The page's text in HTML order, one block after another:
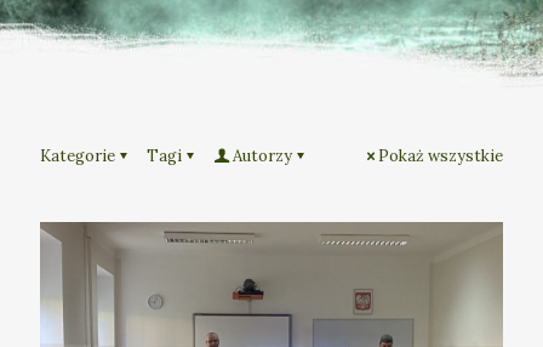
Kategorie Tagi Autorzy Pokaż wszystkie